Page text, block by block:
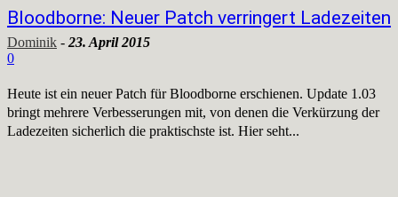
Bloodborne: Neuer Patch verringert Ladezeiten
Dominik - 23. April 2015
0
Heute ist ein neuer Patch für Bloodborne erschienen. Update 1.03
bringt mehrere Verbesserungen mit, von denen die Verkürzung der
Ladezeiten sicherlich die praktischste ist. Hier seht...